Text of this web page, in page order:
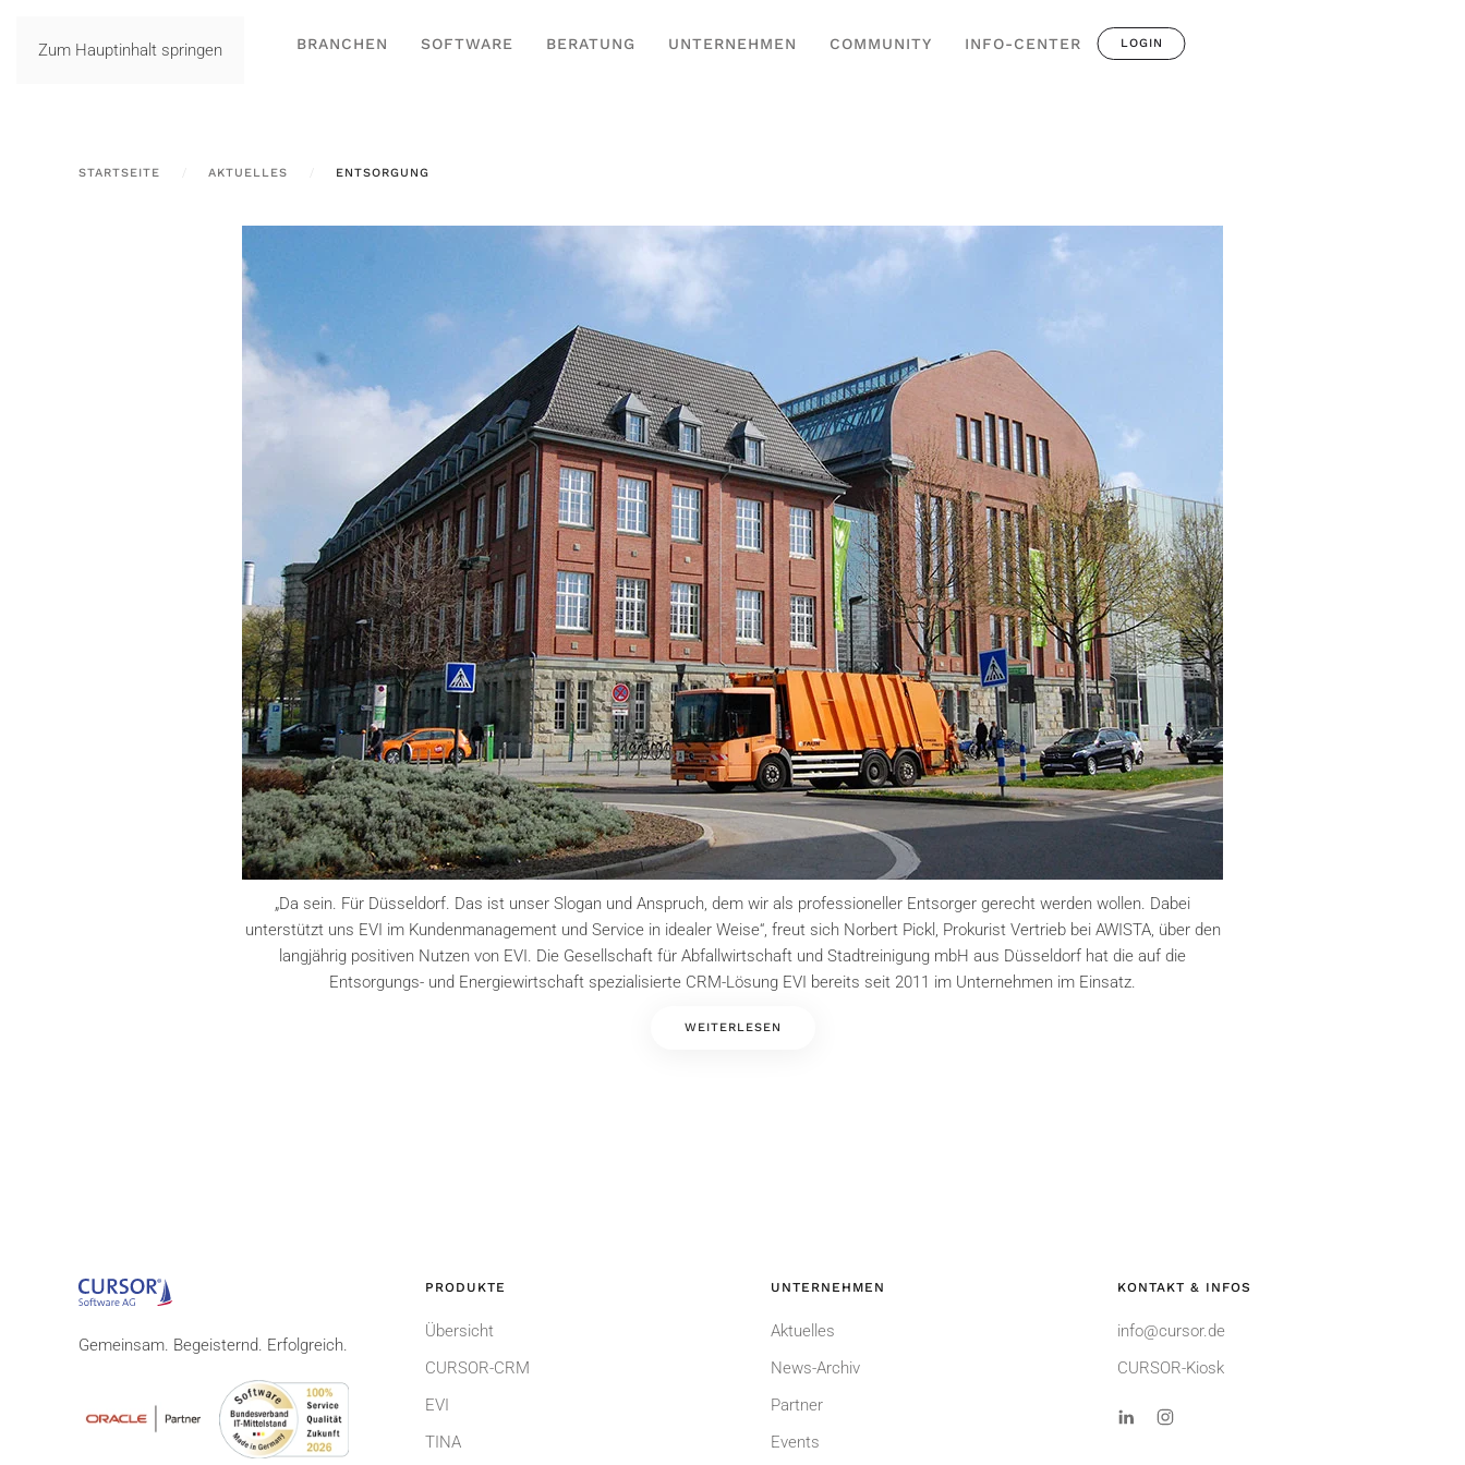
Zum Hauptinhalt springen BRANCHEN SOFTWARE BERATUNG UNTERNEHMEN COMMUNITY INFO-CENTER LOGIN
STARTSEITE AKTUELLES ENTSORGUNG
„Da sein. Für Düsseldorf. Das ist unser Slogan und Anspruch, dem wir als professioneller Entsorger gerecht werden wollen. Dabei
unterstützt uns EVI im Kundenmanagement und Service in idealer Weise“, freut sich Norbert Pickl, Prokurist Vertrieb bei AWISTA, über den
langjährig positiven Nutzen von EVI. Die Gesellschaft für Abfallwirtschaft und Stadtreinigung mbH aus Düsseldorf hat die auf die
Entsorgungs- und Energiewirtschaft spezialisierte CRM-Lösung EVI bereits seit 2011 im Unternehmen im Einsatz.
WEITERLESEN
Gemeinsam. Begeisternd. Erfolgreich.
PRODUKTE
Übersicht
CURSOR-CRM
EVI
TINA
UNTERNEHMEN
Aktuelles
News-Archiv
Partner
Events
KONTAKT & INFOS
info@cursor.de
CURSOR-Kiosk